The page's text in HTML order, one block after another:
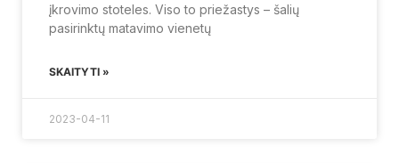
įkrovimo stoteles. Viso to priežastys – šalių
pasirinktų matavimo vienetų
SKAITYTI »
2023-04-11